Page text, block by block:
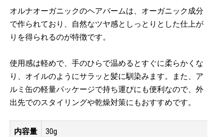
オルナオーガニックのヘアバームは、オーガニック成分
で作られており、自然なツヤ感としっとりとした仕上が
りを得られるのが特徴です。
使用感は軽めで、手のひらで温めるとすぐに柔らかくな
り、オイルのようにサラッと髪に馴染みます。また、ア
ルミ缶の軽量パッケージで持ち運びにも便利なので、外
出先でのスタイリングや乾燥対策にもおすすめです。
内容量 30g